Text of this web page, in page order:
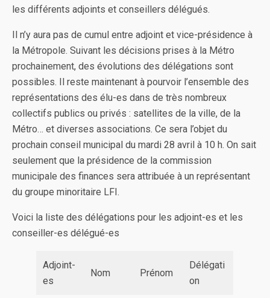
les différents adjoints et conseillers délégués.
Il n’y aura pas de cumul entre adjoint et vice-présidence à
la Métropole. Suivant les décisions prises à la Métro
prochainement, des évolutions des délégations sont
possibles. Il reste maintenant à pourvoir l’ensemble des
représentations des élu-es dans de très nombreux
collectifs publics ou privés : satellites de la ville, de la
Métro… et diverses associations. Ce sera l’objet du
prochain conseil municipal du mardi 28 avril à 10 h. On sait
seulement que la présidence de la commission
municipale des finances sera attribuée à un représentant
du groupe minoritaire LFI.
Voici la liste des délégations pour les adjoint-es et les
conseiller-es délégué-es
Adjoint-
es
Nom Prénom
Délégati
on